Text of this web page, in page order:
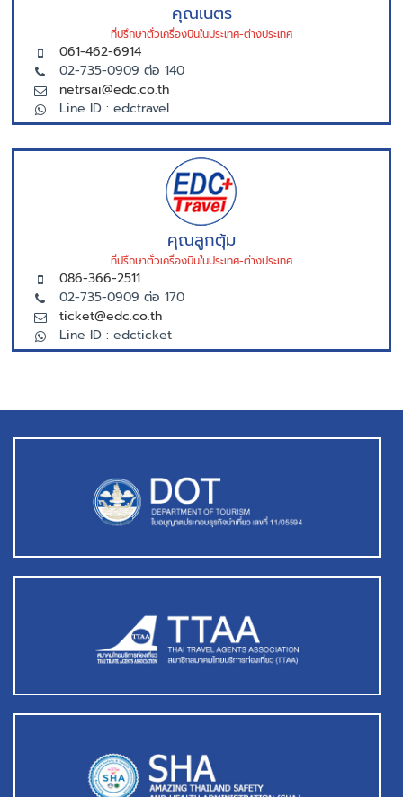
คุณเนตร
ที่ปรึกษาตั่วเครื่องบินในประเทศ-ต่างประเทศ
061-462-6914
02-735-0909 ต่อ 140
netrsai@edc.co.th
Line ID : edctravel
คุณลูกตุ้ม
ที่ปรึกษาตั่วเครื่องบินในประเทศ-ต่างประเทศ
086-366-2511
02-735-0909 ต่อ 170
ticket@edc.co.th
Line ID : edcticket